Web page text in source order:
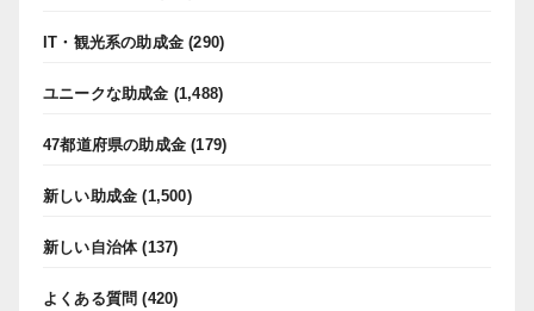
IT・観光系の助成金 (290)
ユニークな助成金 (1,488)
47都道府県の助成金 (179)
新しい助成金 (1,500)
新しい自治体(137)
よくある質問 (420)